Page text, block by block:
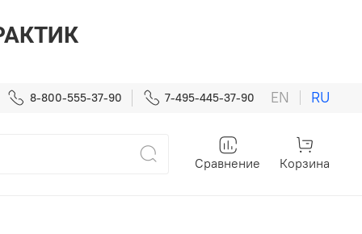
8-800-555-37-90 7-495-445-37-90 EN RU
Сравнение Корзина